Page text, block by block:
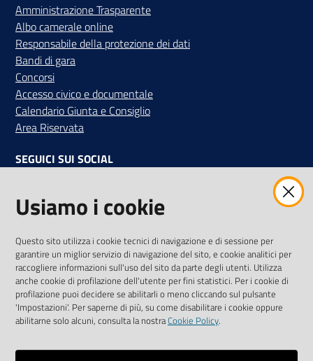
Amministrazione Trasparente
Albo camerale online
Responsabile della protezione dei dati
Bandi di gara
Concorsi
Accesso civico e documentale
Calendario Giunta e Consiglio
Area Riservata
SEGUICI SUI SOCIAL
Ricevi tutti gli aggiornamenti su eventi, nuove opportunità e
adempimenti normativi
Usiamo i cookie
Questo sito utilizza i cookie tecnici di navigazione e di sessione per
garantire un miglior servizio di navigazione del sito, e cookie analitici per
raccogliere informazioni sull'uso del sito da parte degli utenti. Utilizza
anche cookie di profilazione dell'utente per fini statistici. Per i cookie di
profilazione puoi decidere se abilitarli o meno cliccando sul pulsante
'Impostazioni'. Per saperne di più, su come disabilitare i cookie oppure
abilitarne solo alcuni, consulta la nostraCookie Policy.